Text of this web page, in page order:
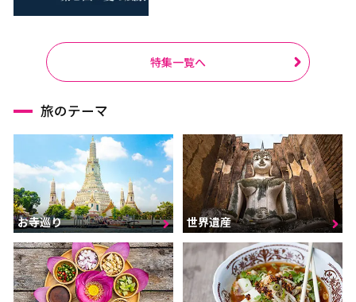
特集一覧へ
旅のテーマ
お寺巡り 世界遺産